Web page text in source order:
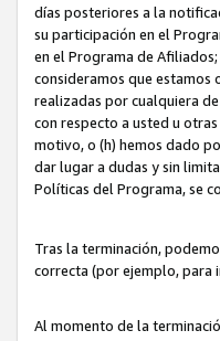
días posteriores a la
su participación en el
en el Programa de
consideramos que estamos
realizadas por cualquiera
con respecto a usted u
motivo, o (h) hemos dado
dar lugar a dudas y sin
Políticas del Programa, se
Tras la terminación,
correcta (por ejemplo, para
Al momento de la